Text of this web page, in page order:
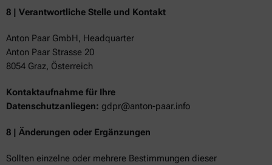
8 | Verantwortliche Stelle und Kontakt
Anton Paar GmbH, Headquarter
Anton Paar Strasse 20
8054 Graz, Österreich
Kontaktaufnahme für Ihre
Datenschutzanliegen: gdpr@anton-paar.info
8 | Änderungen oder Ergänzungen
Sollten einzelne oder mehrere Bestimmungen dieser